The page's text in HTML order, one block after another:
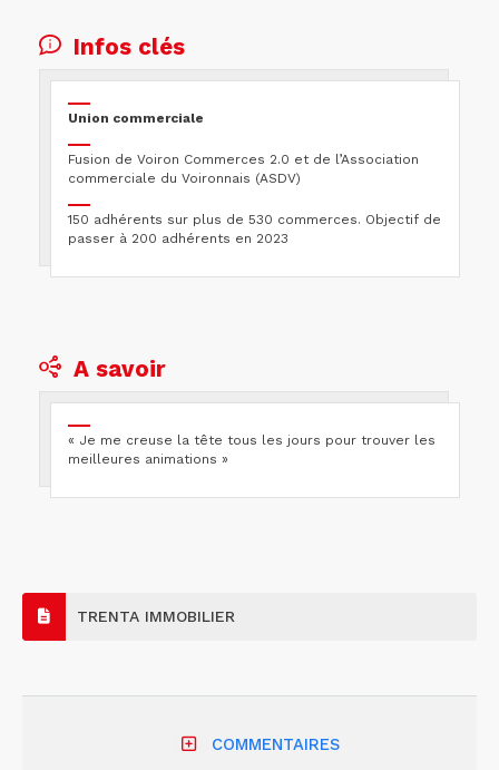
Infos clés
Union commerciale
Fusion de Voiron Commerces 2.0 et de l’Association
commerciale du Voironnais (ASDV)
150 adhérents sur plus de 530 commerces. Objectif de
passer à 200 adhérents en 2023
A savoir
« Je me creuse la tête tous les jours pour trouver les
meilleures animations »
TRENTA IMMOBILIER
COMMENTAIRES